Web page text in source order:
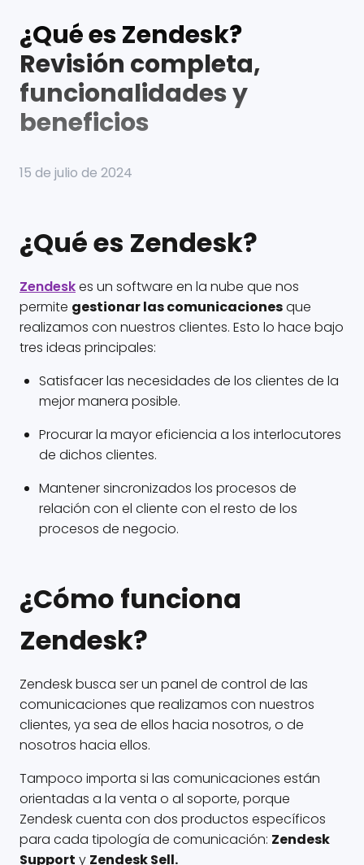
¿Qué es Zendesk?
Revisión completa,
funcionalidades y
beneficios
15 de julio de 2024
¿Qué es Zendesk?
Zendeskes un software en la nube que nos
permite gestionar las comunicacionesque
realizamos con nuestros clientes. Esto lo hace bajo
tres ideas principales:
Satisfacer las necesidades de los clientes de la
mejor manera posible.
Procurar la mayor eficiencia a los interlocutores
de dichos clientes.
Mantener sincronizados los procesos de
relación con el cliente con el resto de los
procesos de negocio.
¿Cómo funciona
Zendesk?
Zendesk busca ser un panel de control de las
comunicaciones que realizamos con nuestros
clientes, ya sea de ellos hacia nosotros, o de
nosotros hacia ellos.
Tampoco importa si las comunicaciones están
orientadas a la venta o al soporte, porque
Zendesk cuenta con dos productos específicos
para cada tipología de comunicación: Zendesk
Support y Zendesk Sell.